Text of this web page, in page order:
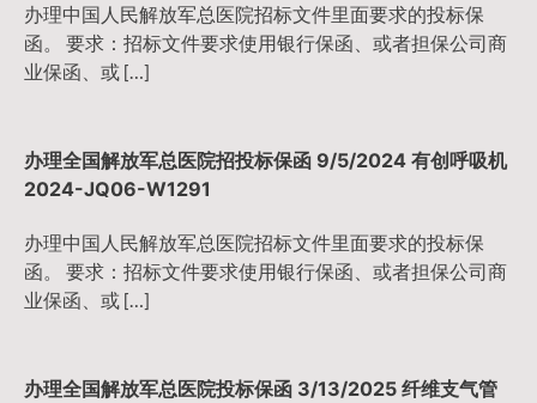
办理中国人民解放军总医院招标文件里面要求的投标保
函。 要求：招标文件要求使用银行保函、或者担保公司商
业保函、或 […]
办理全国解放军总医院招投标保函 9/5/2024 有创呼吸机
2024-JQ06-W1291
办理中国人民解放军总医院招标文件里面要求的投标保
函。 要求：招标文件要求使用银行保函、或者担保公司商
业保函、或 […]
办理全国解放军总医院投标保函 3/13/2025 纤维支气管